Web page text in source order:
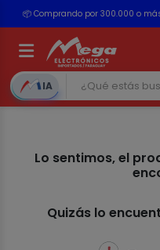
📦 Comprando por 300.000 o
💳 ¡HASTA 24 CUOTAS
IA
Lo sentimos, el
Quizás lo